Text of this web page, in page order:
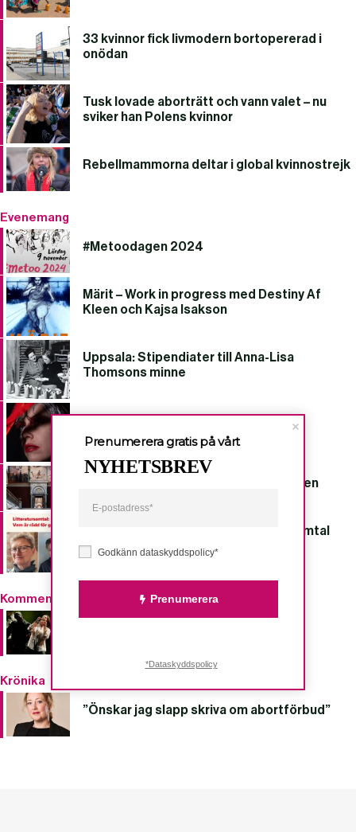
33 kvinnor fick livmodern bortopererad i
onödan
Tusk lovade aborträtt och vann valet – nu
sviker han Polens kvinnor
Rebellmammorna deltar i global kvinnostrejk
Evenemang
#Metoodagen 2024
Märit – Work in progress med Destiny Af
Kleen och Kajsa Isakson
Uppsala: Stipendiater till Anna-Lisa
Thomsons minne
Göteborg: Erika Angell uppträder på
Folkteatern
Nationalmuseum visar kvinnor i konsten
Kvinnofolkhögskolan ger litteratursamtal
”Vem är rädd för genus?”
Kommentar
Krönika
”Önskar jag slapp skriva om abortförbud”
Godkänn dataskyddspolicy*
Prenumerera
Prenumerera gratis på vårt
NYHETSBREV
*Dataskyddspolicy